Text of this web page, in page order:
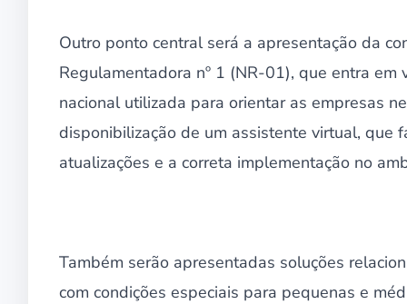
Outro ponto central será a apresentação da
Regulamentadora nº 1 (NR-01), que entra
nacional utilizada para orientar as empresas
disponibilização de um assistente virtual, que
atualizações e a correta implementação no
Também serão apresentadas soluções
com condições especiais para pequenas e